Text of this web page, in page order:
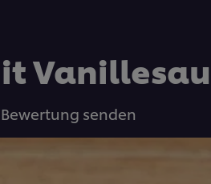
Keine
Bewertungen
Bewertung senden